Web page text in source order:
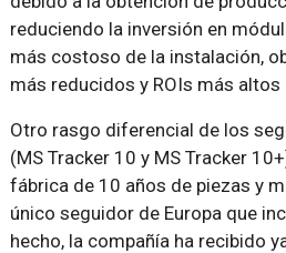
reduciendo la inversión en
más costoso de la instalación,
más reducidos y ROIs más altos
Otro rasgo diferencial de los
(MS Tracker 10 y MS Tracker
fábrica de 10 años de piezas y
único seguidor de Europa que
hecho, la compañía ha recibido